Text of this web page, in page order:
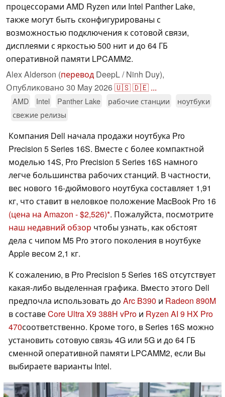
процессорами AMD Ryzen или Intel Panther Lake,
также могут быть сконфигурированы с
возможностью подключения к сотовой связи,
дисплеями с яркостью 500 нит и до 64 ГБ
оперативной памяти LPCAMM2.
Alex Alderson (перевод DeepL / Ninh Duy),
Опубликовано 30 May 2026🇺🇸🇩🇪 ...
AMD Intel Panther Lake рабочие станции
ноутбуки
свежие релизы
Компания Dell начала продажи ноутбука Pro
Precision 5 Series 16S. Вместе с более компактной
моделью 14S, Pro Precision 5 Series 16S намного
легче большинства рабочих станций. В частности,
вес нового 16-дюймового ноутбука составляет 1,91
кг, что ставит в неловкое положение MacBook Pro 16
(цена на Amazon - $2,526) . Пожалуйста, посмотрите
наш недавний обзор чтобы узнать, как обстоят
дела с чипом M5 Pro этого поколения в ноутбуке
Apple весом 2,1 кг.
К сожалению, в Pro Precision 5 Series 16S отсутствует
какая-либо выделенная графика. Вместо этого Dell
предпочла использовать до Arc B390 и Radeon 890M
в составеCore Ultra X9 388H vPro и Ryzen AI 9 HX Pro
470соответственно. Кроме того, в Series 16S можно
установить сотовую связь 4G или 5G и до 64 ГБ
сменной оперативной памяти LPCAMM2, если Вы
выбираете варианты Intel.